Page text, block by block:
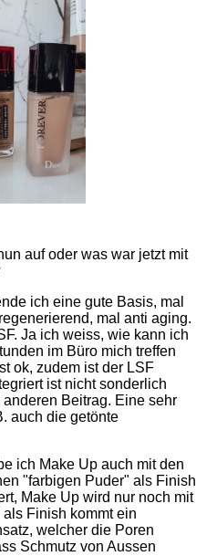
auf oder was war jetzt mit
ich eine gute Basis, mal
mal anti aging.
Ja ich weiss, wie kann ich
im Büro mich treffen
ok, zudem ist der LSF
ist nicht sonderlich
Beitrag. Eine sehr
auch die getönte
ich Make Up auch mit den
"farbigen Puder" als Finish
Make Up wird nur noch mit
Finish kommt ein
welcher die Poren
Schmutz von Aussen